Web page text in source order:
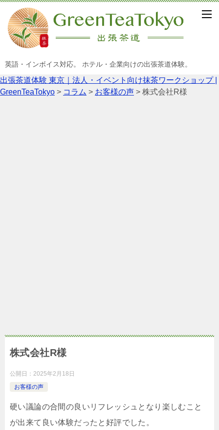
英語・インボイス対応。 ホテル・企業向けの出張茶道体験。
出張茶道体験 東京｜法人・イベント向け抹茶ワークショップ |
GreenTeaTokyo > コラム > お客様の声 > 株式会社R様
株式会社R様
公開日： 2025年2月18日
お客様の声
硬い議論の合間の良いリフレッシュとなり 楽しむこと
が出来て良い体験だったと好評でした。